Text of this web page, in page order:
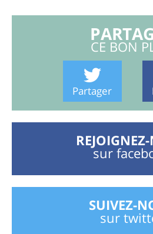
CE BON
Partager
sur
SUIVEZ-
sur